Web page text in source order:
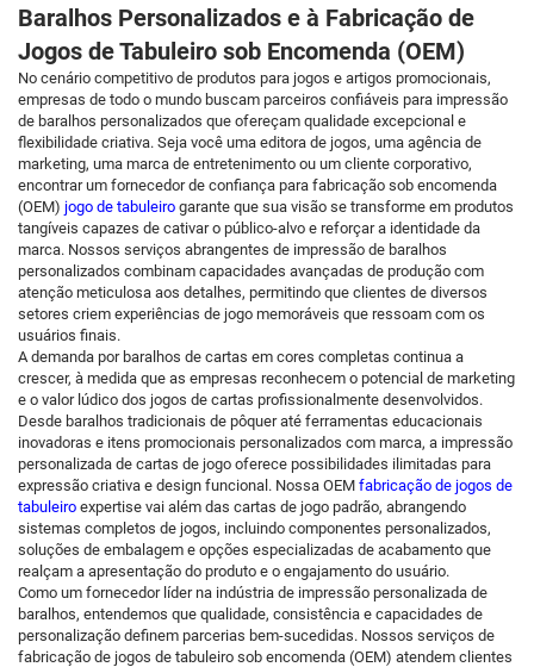
Baralhos Personalizados e à Fabricação de
Jogos de Tabuleiro sob Encomenda (OEM)
No cenário competitivo de produtos para jogos e artigos promocionais,
empresas de todo o mundo buscam parceiros confiáveis para impressão
de baralhos personalizados que ofereçam qualidade excepcional e
flexibilidade criativa. Seja você uma editora de jogos, uma agência de
marketing, uma marca de entretenimento ou um cliente corporativo,
encontrar um fornecedor de confiança para fabricação sob encomenda
(OEM) jogo de tabuleiro garante que sua visão se transforme em produtos
tangíveis capazes de cativar o público-alvo e reforçar a identidade da
marca. Nossos serviços abrangentes de impressão de baralhos
personalizados combinam capacidades avançadas de produção com
atenção meticulosa aos detalhes, permitindo que clientes de diversos
setores criem experiências de jogo memoráveis que ressoam com os
usuários finais.
A demanda por baralhos de cartas em cores completas continua a
crescer, à medida que as empresas reconhecem o potencial de marketing
e o valor lúdico dos jogos de cartas profissionalmente desenvolvidos.
Desde baralhos tradicionais de pôquer até ferramentas educacionais
inovadoras e itens promocionais personalizados com marca, a impressão
personalizada de cartas de jogo oferece possibilidades ilimitadas para
expressão criativa e design funcional. Nossa OEM fabricação de jogos de
tabuleiro expertise vai além das cartas de jogo padrão, abrangendo
sistemas completos de jogos, incluindo componentes personalizados,
soluções de embalagem e opções especializadas de acabamento que
realçam a apresentação do produto e o engajamento do usuário.
Como um fornecedor líder na indústria de impressão personalizada de
baralhos, entendemos que qualidade, consistência e capacidades de
personalização definem parcerias bem-sucedidas. Nossos serviços de
fabricação de jogos de tabuleiro sob encomenda (OEM) atendem clientes